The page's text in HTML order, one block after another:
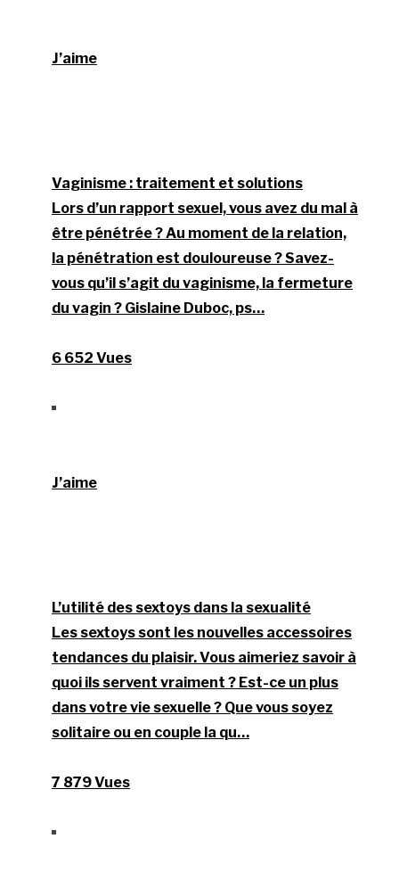
J’aime
Vaginisme : traitement et solutions
Lors d’un rapport sexuel, vous avez du mal à
être pénétrée ? Au moment de la relation,
la pénétration est douloureuse ? Savez-
vous qu’il s’agit du vaginisme, la fermeture
du vagin ? Gislaine Duboc, ps…
6 652 Vues
J’aime
L’utilité des sextoys dans la sexualité
Les sextoys sont les nouvelles accessoires
tendances du plaisir. Vous aimeriez savoir à
quoi ils servent vraiment ? Est-ce un plus
dans votre vie sexuelle ? Que vous soyez
solitaire ou en couple la qu…
7 879 Vues